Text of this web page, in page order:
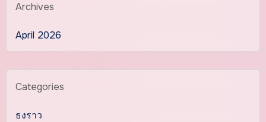
Archives
April 2026
Categories
ธงราว